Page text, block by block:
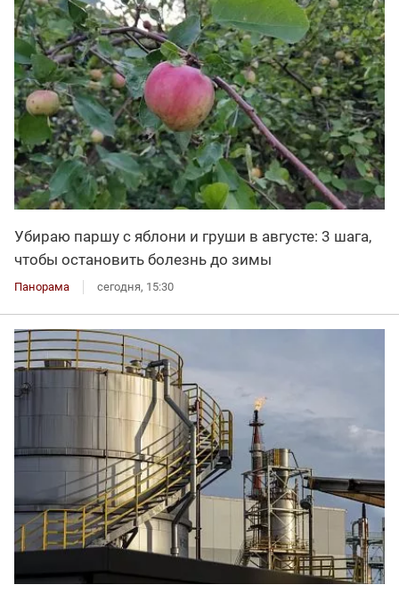
Убираю паршу с яблони и груши в августе: 3 шага,
чтобы остановить болезнь до зимы
Панорама сегодня, 15:30